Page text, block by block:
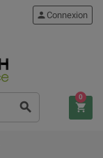
search
person Connexion
shopping_cart
0